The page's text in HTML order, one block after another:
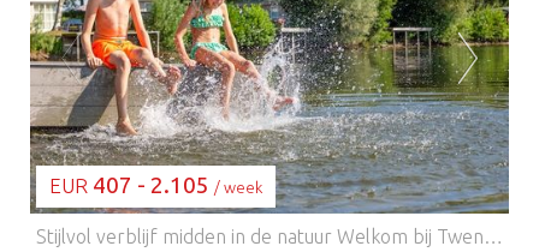
BEZIG MET LADEN...
EUR 407 - 2.105 / week
Stijlvol verblijf midden in de natuur Welkom bij Twente Buitenverblijf 6, een gezellig en stijlvol gelijkvloers chalet, geschikt voor maximaal zes personen. Met een lichte woonkamer, flatscreen-tv en een open keuken met combimagnetron en vaatwasser, biedt deze woning alles wat u nodig heeft voor een comfortabel verblijf. Stap naar buiten op uw eigen terras en tuin, ingericht voor een ontspannen kopje koffie in de ochtend of een diner bij zonsondergang in de buitenlucht. Er is zelfs privéparkeergelegenheid voor uw gemak. Een toegangspoort tot avonturen in het Nationaal Park Dit chalet ligt vlakbij het prachtige Nationaal Park Sallandse Heuvelrug en is een droom voor natuurliefhebbers. Trek uw wandelschoenen aan of spring op de fiets om de glooiende heidevelden, dichte bossen en schilderachtige paden te verkennen – waarvan vele huisdiervriendelijk zijn! Laat uw hond met u meelopen op de hondvriendelijke paden van het park of geniet van een dagje in de losloopzone voor honden in Het Wierdense Veld, op slechts een korte autorit afstand. De rustige omgeving maakt dit de perfecte uitvalsbasis om de natuurlijke schoonheid van Twente te ontdekken. Lokale lekkernijen en eetgelegenheden Hoewel het restaurant ter plaatse gesloten is van 14 januari tot en met 3 februari 2026, bieden nabijgelegen plaatsen zoals Wierden en Almelo een verscheidenheid aan charmante cafés en lokale eetgelegenheden. Bezoek Restaurant Dorset voor heerlijke regionale gerechten of geniet van een gezellige lunch bij Brasserie de Kroon. Veel gelegenheden verwelkomen huisdieren op het terras, dus uw trouwe viervoeter hoeft niets te missen.